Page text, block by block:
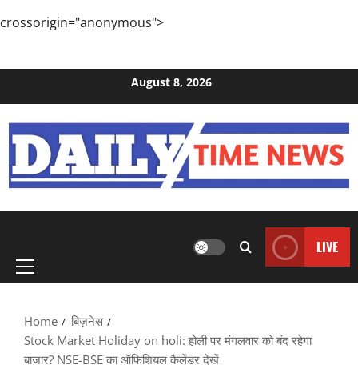
crossorigin="anonymous">
August 8, 2026
LIVE
Home
बिज़नेस
Stock Market Holiday on holi: होली पर मंगलवार को बंद रहेगा
बाजार? NSE-BSE का ऑफिशियल कैलेंडर देखें